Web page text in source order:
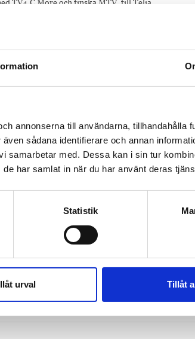
annonserna till användarna, tillhandahålla
sådana identifierare och annan
samarbetar med. Dessa kan i sin tur
har samlat in när du har använt deras
Statistik
urval Tillåt
TV4,C More och finska MTV, till Telia.
försäljning av Bonnier
+46 70 227 30 32
i en fas 2-prövning
Companys förvärv av Bonnier
C More och finländska MTV till Telia